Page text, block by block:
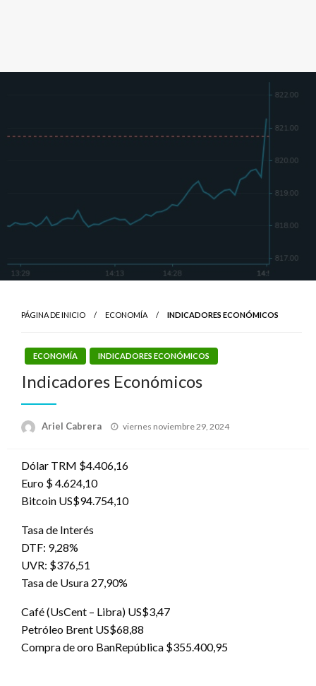
PÁGINA DE INICIO ECONOMÍA INDICADORES ECONÓMICOS
ECONOMÍA INDICADORES ECONÓMICOS
Indicadores Económicos
Ariel Cabrera
Publicado
viernes noviembre 29, 2024
Dólar TRM $4.406,16
Euro $ 4.624,10
Bitcoin US$94.754,10
Tasa de Interés
DTF: 9,28%
UVR: $376,51
Tasa de Usura 27,90%
Café (UsCent – Libra) US$3,47
Petróleo Brent US$68,88
Compra de oro BanRepública $355.400,95